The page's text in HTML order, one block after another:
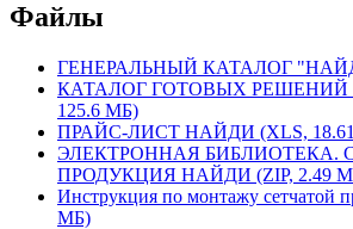
Файлы
ГЕНЕРАЛЬНЫЙ КАТАЛОГ
КАТАЛОГ ГОТОВЫХ РЕШЕНИЙ
125.6 МБ)
ПРАЙС-ЛИСТ НАЙДИ (XLS,
ЭЛЕКТРОННАЯ БИБЛИОТЕКА.
ПРОДУКЦИЯ НАЙДИ (ZIP, 2.49
Инструкция по монтажу сетчатой
МБ)